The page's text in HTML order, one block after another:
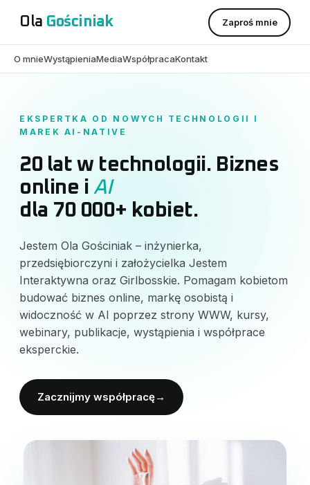
Ola Gościniak Zaproś mnie
O mnieWystąpieniaMediaWspółpracaKontakt
EKSPERTKA OD NOWYCH TECHNOLOGII I
MAREK AI-NATIVE
20 lat w technologii. Biznes
online i AI
dla 70 000+ kobiet.
Jestem Ola Gościniak – inżynierka,
przedsiębiorczyni i założycielka Jestem
Interaktywna oraz Girlbosskie. Pomagam kobietom
budować biznes online, markę osobistą i
widoczność w AI poprzez strony WWW, kursy,
webinary, publikacje, wystąpienia i współprace
eksperckie.
Zacznijmy współpracę→